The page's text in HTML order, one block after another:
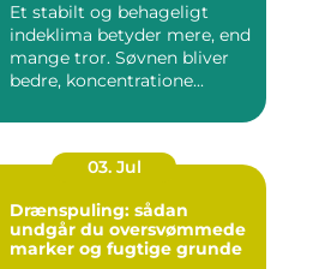
Et stabilt og behageligt
indeklima betyder mere, end
mange tror. Søvnen bliver
bedre, koncentratione...
03. Jul
Drænspuling: sådan
undgår du oversvømmede
marker og fugtige grunde